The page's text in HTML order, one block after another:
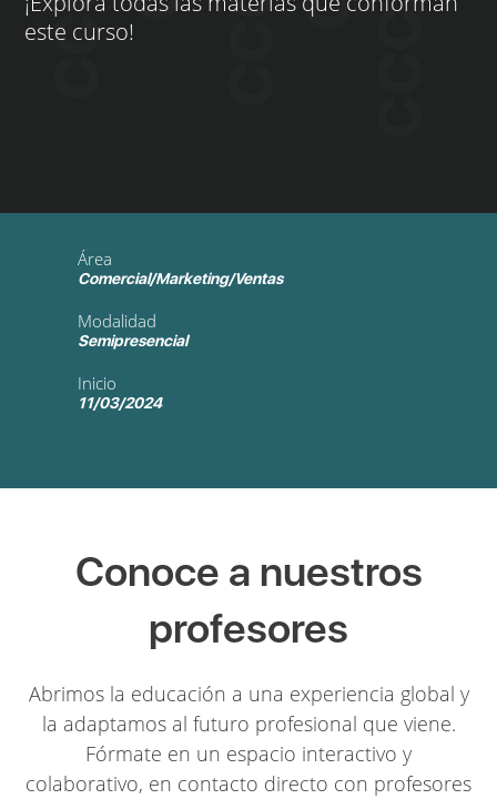
este curso!
Área
Comercial/Marketing/Ventas
Modalidad
Semipresencial
Inicio
11/03/2024
Conoce a nuestros
profesores
Abrimos la educación a una experiencia global y
la adaptamos al futuro profesional que viene.
Fórmate en un espacio interactivo y
colaborativo, en contacto directo con profesores